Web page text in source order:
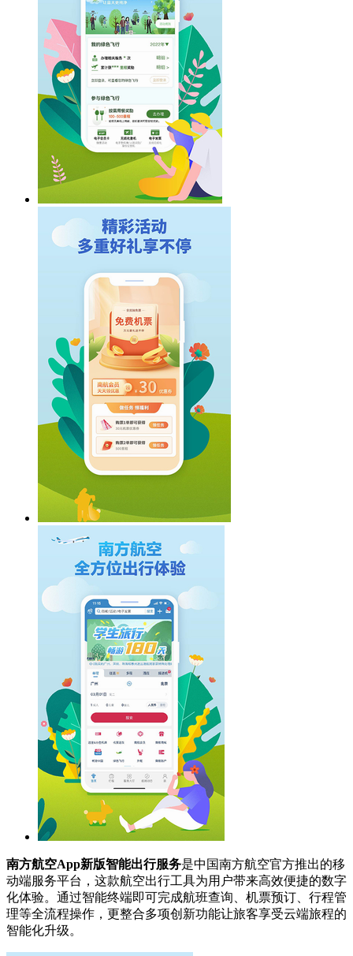
南方航空App新版智能出行服务是中国南方航空官方推出的移
动端服务平台，这款航空出行工具为用户带来高效便捷的数字
化体验。通过智能终端即可完成航班查询、机票预订、行程管
理等全流程操作，更整合多项创新功能让旅客享受云端旅程的
智能化升级。